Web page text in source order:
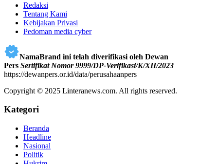
Redaksi
Tentang Kami
Kebijakan Privasi
Pedoman media cyber
NamaBrand ini telah diverifikasi oleh Dewan
Pers Sertifikat Nomor 9999/DP-Verifikasi/K/XII/2023
https://dewanpers.or.id/data/perusahaanpers
Copyright © 2025 Linteranews.com. All rights reserved.
Kategori
Beranda
Headline
Nasional
Politik